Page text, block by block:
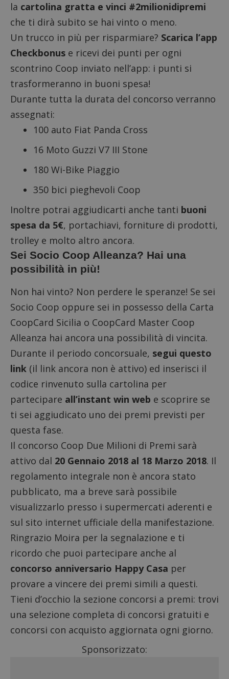
la cartolina gratta e vinci #2milionidipremi
che ti dirà subito se hai vinto o meno.
Un trucco in più per risparmiare? Scarica l’app
Checkbonus e ricevi dei punti per ogni
scontrino Coop inviato nell’app: i punti si
trasformeranno in buoni spesa!
Durante tutta la durata del concorso verranno
assegnati:
100 auto Fiat Panda Cross
16 Moto Guzzi V7 III Stone
180 Wi-Bike Piaggio
350 bici pieghevoli Coop
Inoltre potrai aggiudicarti anche tanti buoni
spesa da 5€, portachiavi, forniture di prodotti,
trolley e molto altro ancora.
Sei Socio Coop Alleanza? Hai una
possibilità in più!
Non hai vinto? Non perdere le speranze! Se sei
Socio Coop oppure sei in possesso della Carta
CoopCard Sicilia o CoopCard Master Coop
Alleanza hai ancora una possibilità di vincita.
Durante il periodo concorsuale, segui questo
link (il link ancora non è attivo) ed inserisci il
codice rinvenuto sulla cartolina per
partecipare all’instant win web e scoprire se
ti sei aggiudicato uno dei premi previsti per
questa fase.
Il concorso Coop Due Milioni di Premi sarà
attivo dal 20 Gennaio 2018 al 18 Marzo 2018. Il
regolamento integrale non è ancora stato
pubblicato, ma a breve sarà possibile
visualizzarlo presso i supermercati aderenti e
sul sito internet ufficiale della manifestazione.
Ringrazio Moira per la segnalazione e ti
ricordo che puoi partecipare anche al
concorso anniversario Happy Casa per
provare a vincere dei premi simili a questi.
Tieni d’occhio la sezione concorsi a premi: trovi
una selezione completa di concorsi gratuiti e
concorsi con acquisto aggiornata ogni giorno.
Sponsorizzato: